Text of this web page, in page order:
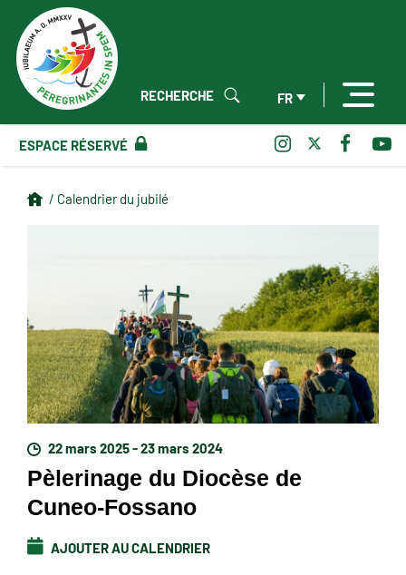
FR
RECHERCHE
ESPACE RÉSERVÉ
/ Calendrier du jubilé
22 mars 2025 - 23 mars 2024
Pèlerinage du Diocèse de
Cuneo-Fossano
AJOUTER AU CALENDRIER